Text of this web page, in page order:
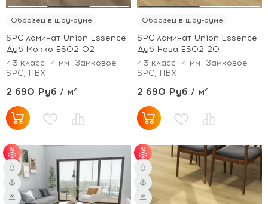
Образец в шоу-руме
SPC ламинат Union Essence
Дуб Мокко ES02-02
43 класс
4 мм
Замковое
SPC, ПВХ
2 690 Руб / м²
Образец в шоу-руме
SPC ламинат Union Essence
Дуб Нова ES02-20
43 класс
4 мм
Замковое
SPC, ПВХ
2 690 Руб / м²
от 51 м² - скидка 3%;
от 101 м² - скидка 5%.
от 51 м² - скидка 3%;
от 101 м² - скидка 5%.